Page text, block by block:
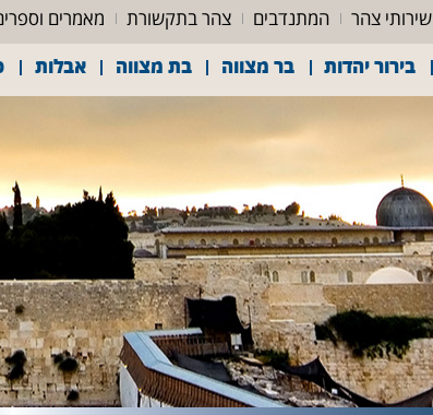
שירותי צהר המתנדבים צהר בתקשורת מאמרים
בירור יהדות בר מצווה בת מצווה אבלות